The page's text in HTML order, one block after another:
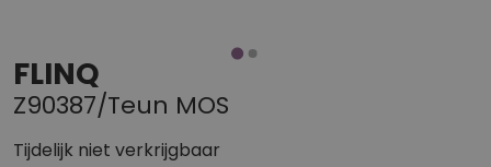
FLINQ
Z90387/Teun MOS
Tijdelijk niet verkrijgbaar